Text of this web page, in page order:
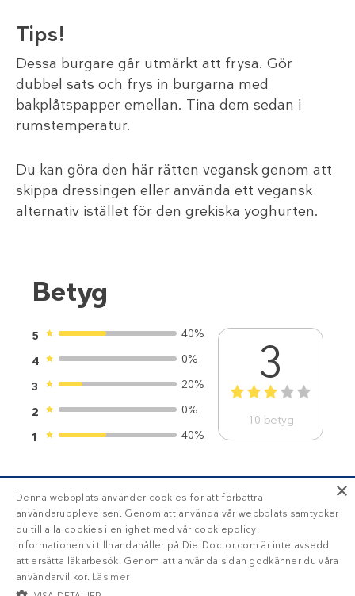
Tips!
Dessa burgare går utmärkt att frysa. Gör
dubbel sats och frys in burgarna med
bakplåtspapper emellan. Tina dem sedan i
rumstemperatur.
Du kan göra den här rätten vegansk genom att
skippa dressingen eller använda ett vegansk
alternativ istället för den grekiska yoghurten.
Betyg
5
40%
4
0%
3
20%
2
0%
1
40%
3
1 2 3 4 5
10 betyg
BLI MEDLEM
×
Denna webbplats använder cookies för att förbättra
användarupplevelsen. Genom att använda vår webbplats samtycker
du till alla cookies i enlighet med vår cookiepolicy.
Informationen vi tillhandahåller på DietDoctor.com är inte avsedd
att ersätta läkarbesök. Genom att använda sidan godkänner du våra
användarvillkor. Läs mer